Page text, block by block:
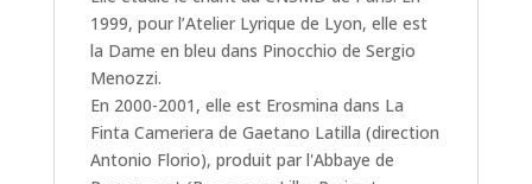
1999, pour l’Atelier Lyrique de Lyon, elle est
la Dame en bleu dans Pinocchio de Sergio
Menozzi.
En 2000-2001, elle est Erosmina dans La
Finta Cameriera de Gaetano Latilla (direction
Antonio Florio), produit par l'Abbaye de